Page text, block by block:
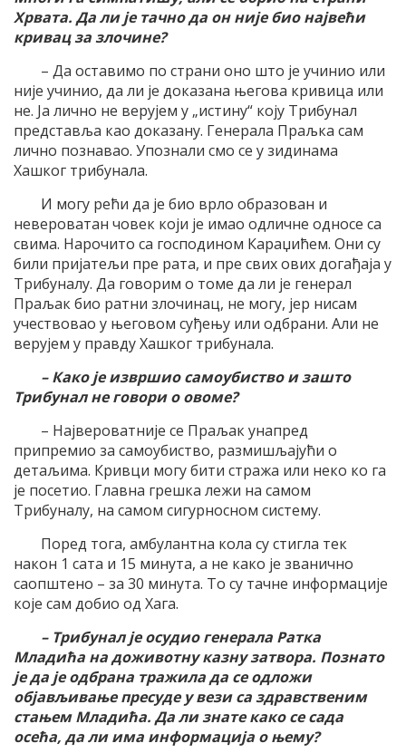
Хрвата. Да ли је тачно да он није био највећи
кривац за злочине?
– Да оставимо по страни оно што је учинио или
није учинио, да ли је доказана његова кривица или
не. Ја лично не верујем у „истину“ коју Трибунал
представља као доказану. Генерала Праљка сам
лично познавао. Упознали смо се у зидинама
Хашког трибунала.
И могу рећи да је био врло образован и
невероватан човек који је имао одличне односе са
свима. Нарочито са господином Караџићем. Они су
били пријатељи пре рата, и пре свих ових догађаја у
Трибуналу. Да говорим о томе да ли је генерал
Праљак био ратни злочинац, не могу, јер нисам
учествовао у његовом суђењу или одбрани. Али не
верујем у правду Хашког трибунала.
– Како је извршио самоубиство и зашто
Трибунал не говори о овоме?
– Највероватније се Праљак унапред
припремио за самоубиство, размишљајући о
детаљима. Кривци могу бити стража или неко ко га
је посетио. Главна грешка лежи на самом
Трибуналу, на самом сигурносном систему.
Поред тога, амбулантна кола су стигла тек
након 1 сата и 15 минута, а не како је званично
саопштено – за 30 минута. То су тачне информације
које сам добио од Хага.
– Трибунал је осудио генерала Ратка
Младића на доживотну казну затвора. Познато
је да је одбрана тражила да се одложи
објављивање пресуде у вези са здравственим
стањем Младића. Да ли знате како се сада
осећа, да ли има информација о њему?